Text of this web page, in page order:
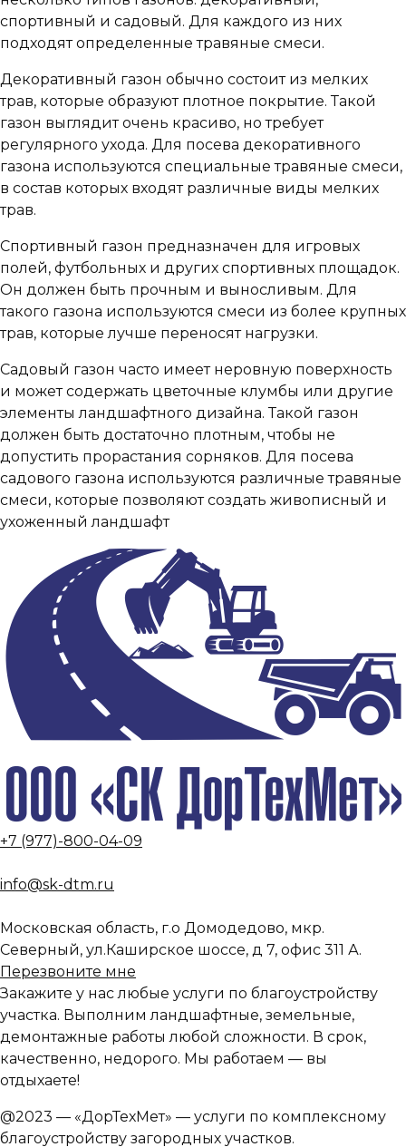
спортивный и садовый. Для каждого из них
подходят определенные травяные смеси.
Декоративный газон обычно состоит из мелких
трав, которые образуют плотное покрытие. Такой
газон выглядит очень красиво, но требует
регулярного ухода. Для посева декоративного
газона используются специальные травяные смеси,
в состав которых входят различные виды мелких
трав.
Спортивный газон предназначен для игровых
полей, футбольных и других спортивных площадок.
Он должен быть прочным и выносливым. Для
такого газона используются смеси из более крупных
трав, которые лучше переносят нагрузки.
Садовый газон часто имеет неровную поверхность
и может содержать цветочные клумбы или другие
элементы ландшафтного дизайна. Такой газон
должен быть достаточно плотным, чтобы не
допустить прорастания сорняков. Для посева
садового газона используются различные травяные
смеси, которые позволяют создать живописный и
ухоженный ландшафт
+7 (977)-800-04-09
info@sk-dtm.ru
Московская область, г.о Домодедово, мкр.
Северный, ул.Каширское шоссе, д 7, офис 311 А.
Перезвоните мне
Закажите у нас любые услуги по благоустройству
участка. Выполним ландшафтные, земельные,
демонтажные работы любой сложности. В срок,
качественно, недорого. Мы работаем — вы
отдыхаете!
@2023 — «ДорТехМет» — услуги по комплексному
благоустройству загородных участков.